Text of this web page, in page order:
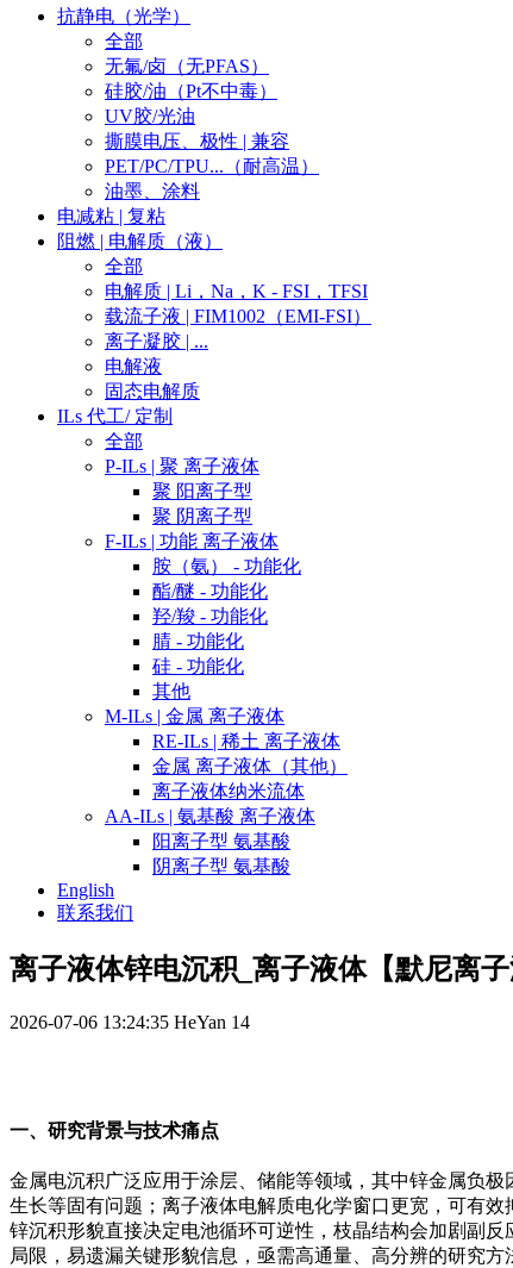
抗静电（光学）
全部
无氟/卤（无PFAS）
硅胶/油（Pt不中毒）
UV胶/光油
撕膜电压、极性 | 兼容
PET/PC/TPU...（耐高温）
油墨、涂料
电减粘 | 复粘
阻燃 | 电解质（液）
全部
电解质 | Li，Na，K - FSI，TFSI
载流子液 | FIM1002（EMI-FSI）
离子凝胶 | ...
电解液
固态电解质
ILs 代工/ 定制
全部
P-ILs | 聚 离子液体
聚 阳离子型
聚 阴离子型
F-ILs | 功能 离子液体
胺（氨） - 功能化
酯/醚 - 功能化
羟/羧 - 功能化
腈 - 功能化
硅 - 功能化
其他
M-ILs | 金属 离子液体
RE-ILs | 稀土 离子液体
金属 离子液体（其他）
离子液体纳米流体
AA-ILs | 氨基酸 离子液体
阳离子型 氨基酸
阴离子型 氨基酸
English
联系我们
离子液体锌电沉积_离子液体【默尼离子
2026-07-06 13:24:35 HeYan 14
一、研究背景与技术痛点
金属电沉积广泛应用于涂层、储能等领域，其中锌金属负
生长等固有问题；离子液体电解质电化学窗口更宽，可有效
锌沉积形貌直接决定电池循环可逆性，枝晶结构会加剧副
局限，易遗漏关键形貌信息，亟需高通量、高分辨的研究方